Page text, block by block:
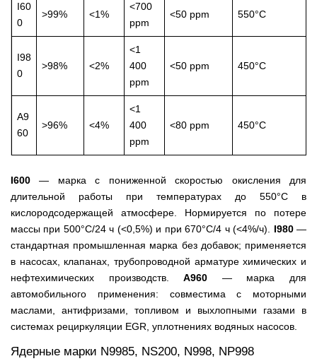
I60
0
>99% <1%
<700
ppm
<50 ppm 550°C
I98
0
>98% <2%
<1
400
ppm
<50 ppm 450°C
A9
60
>96% <4%
<1
400
ppm
<80 ppm 450°C
I600 — марка с пониженной скоростью окисления для
длительной работы при температурах до 550°C в
кислородсодержащей атмосфере. Нормируется по потере
массы при 500°C/24 ч (<0,5%) и при 670°C/4 ч (<4%/ч). I980—
стандартная промышленная марка без добавок; применяется
в насосах, клапанах, трубопроводной арматуре химических и
нефтехимических производств.A960 — марка для
автомобильного применения: совместима с моторными
маслами, антифризами, топливом и выхлопными газами в
системах рециркуляции EGR, уплотнениях водяных насосов.
Ядерные марки N9985, NS200, N998, NP998